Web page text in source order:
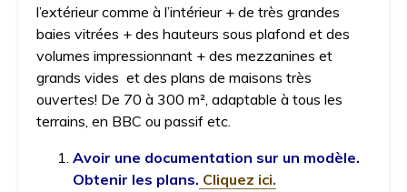
l’extérieur comme à l’intérieur + de très grandes
baies vitrées + des hauteurs sous plafond et des
volumes impressionnant + des mezzanines et
grands vides et des plans de maisons très
ouvertes! De 70 à 300 m², adaptable à tous les
terrains, en BBC ou passif etc.
Avoir une documentation sur un modèle.
Obtenir les plans. Cliquez ici.